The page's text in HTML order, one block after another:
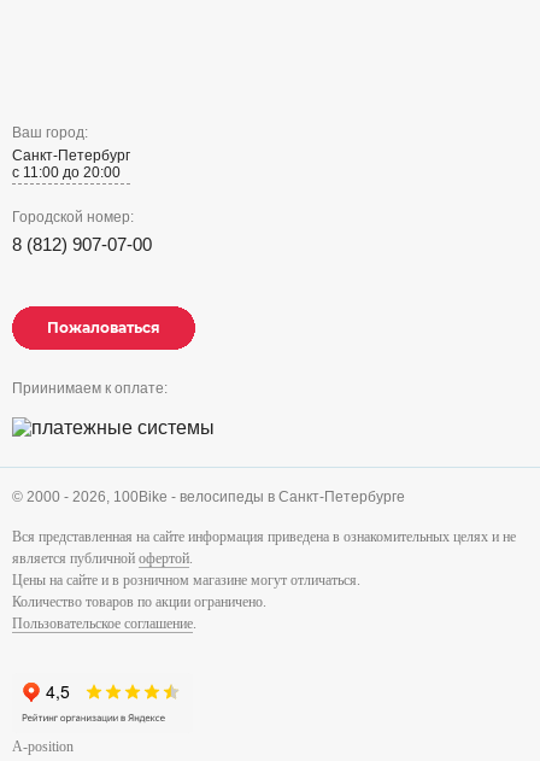
Ваш город:
Санкт-Петербург
с 11:00 до 20:00
Городской номер:
8 (812) 907-07-00
Пожаловаться
Пожаловаться
Пожаловаться
Приинимаем к оплате:
© 2000 - 2026, 100Bike - велосипеды в Санкт-Петербурге
Вся представленная на сайте информация приведена в ознакомительных целях и не
является публичной офертой.
Цены на сайте и в розничном магазине могут отличаться.
Количество товаров по акции ограничено.
Пользовательское соглашение.
A-position